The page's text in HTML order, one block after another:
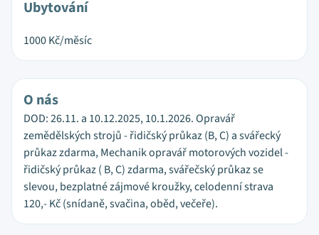
Ubytování
1000Kč/měsíc
O nás
DOD: 26.11. a 10.12.2025, 10.1.2026. Opravář
zemědělských strojů - řidičský průkaz (B, C) a svářecký
průkaz zdarma, Mechanik opravář motorových vozidel -
řidičský průkaz ( B, C) zdarma, svářečský průkaz se
slevou, bezplatné zájmové kroužky, celodenní strava
120,- Kč (snídaně, svačina, oběd, večeře).